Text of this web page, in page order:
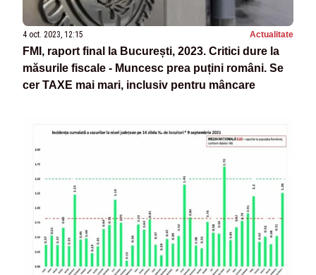
4 oct. 2023, 12:15 Actualitate
FMI, raport final la București, 2023. Critici dure la
măsurile fiscale - Muncesc prea puțini români. Se
cer TAXE mai mari, inclusiv pentru mâncare